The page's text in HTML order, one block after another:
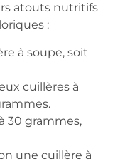
atouts nutritifs
:
à soupe, soit
cuillères à
30 grammes,
une cuillère à